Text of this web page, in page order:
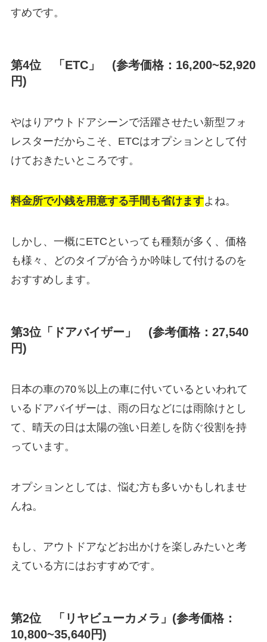
すめです。
第4位 「ETC」 (参考価格：16,200~52,920
円)
やはりアウトドアシーンで活躍させたい新型フォ
レスターだからこそ、ETCはオプションとして付
けておきたいところです。
料金所で小銭を用意する手間も省けますよね。
しかし、一概にETCといっても種類が多く、価格
も様々、どのタイプが合うか吟味して付けるのを
おすすめします。
第3位「ドアバイザー」 (参考価格：27,540
円)
日本の車の70％以上の車に付いているといわれて
いるドアバイザーは、雨の日などには雨除けとし
て、晴天の日は太陽の強い日差しを防ぐ役割を持
っています。
オプションとしては、悩む方も多いかもしれませ
んね。
もし、アウトドアなどお出かけを楽しみたいと考
えている方にはおすすめです。
第2位 「リヤビューカメラ」(参考価格：
10,800~35,640円)